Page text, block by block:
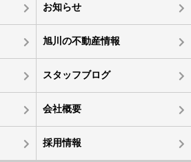
お知らせ
旭川の不動産情報
スタッフブログ
会社概要
採用情報